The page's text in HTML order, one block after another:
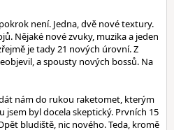
není. Jedna, dvě nové textury.
Nějaké nové zvuky, muzika a jeden
je tady 21 nových úrovní. Z
a spousty nových bossů. Na
nám do rukou raketomet, kterým
jsem byl docela skeptický. Prvních 15
bludiště, nic nového. Teda, kromě